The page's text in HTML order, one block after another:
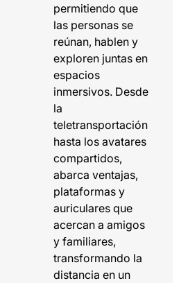
permitiendo que
las personas se
reúnan, hablen y
exploren juntas en
espacios
inmersivos. Desde
la
teletransportación
hasta los avatares
compartidos,
abarca ventajas,
plataformas y
auriculares que
acercan a amigos
y familiares,
transformando la
distancia en un